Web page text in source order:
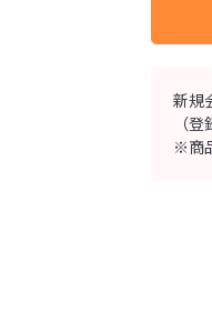
新規
（
※商